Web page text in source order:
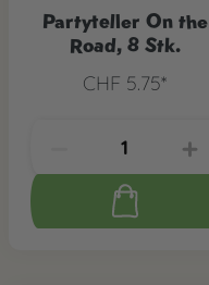
Partyteller On the
Road, 8 Stk.
CHF 5.75*